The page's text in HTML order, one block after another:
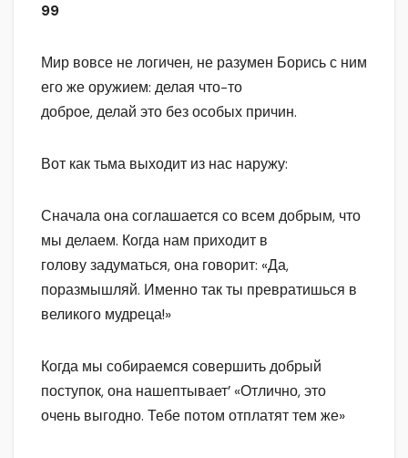
99
Мир вовсе не логичен, не разумен Борись с ним
его же оружием: делая что-то
доброе, делай это без особых причин.
Вот как тьма выходит из нас наружу:
Сначала она соглашается со всем добрым, что
мы делаем. Когда нам приходит в
голову задуматься, она говорит: «Да,
поразмышляй. Именно так ты превратишься в
великого мудреца!»
Когда мы собираемся совершить добрый
поступок, она нашептывает’ «Отлично, это
очень выгодно. Тебе потом отплатят тем же»